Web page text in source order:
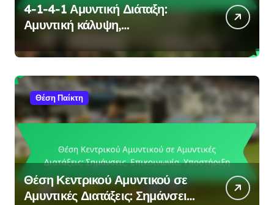
4-1-4-1 Αμυντική Διάταξη:
Αμυντική κάλυψη,
Προσαρμοστικότητα
Θέση Παίκτη
Θέση Κεντρικού Αμυντικού σε
Αμυντικές Διατάξεις: Σημάνσεις,